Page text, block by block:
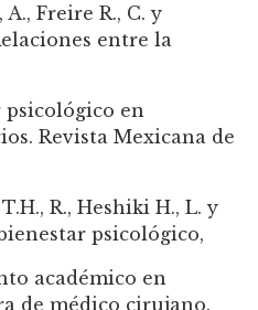
A., Freire R., C. y
entre la
en
Revista Mexicana de
R., Heshiki H., L. y
psicológico,
académico en
de médico cirujano.